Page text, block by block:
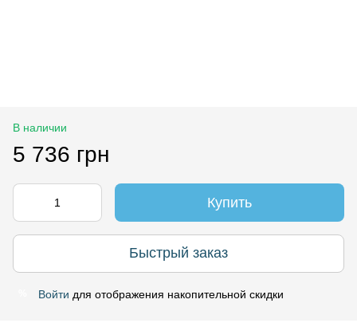
В наличии
5 736 грн
Купить
Быстрый заказ
Войти для отображения накопительной скидки